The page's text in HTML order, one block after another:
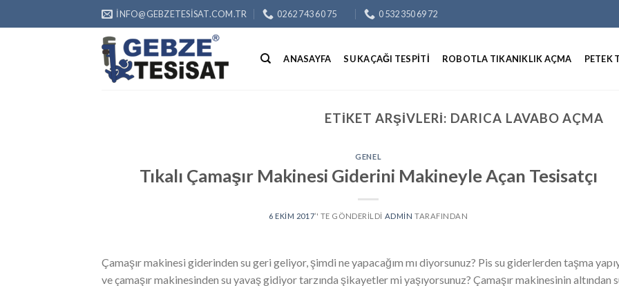
to
INFO@GEBZETESISAT.COM.TR 0262 743 60 75 0 532 350 69 72
ANASAYFA SU KAÇAĞI TESPITI ROBOTLA TIKANIKLIK AÇMA PETEK
ETIKET ARŞIVLERI: DARICA LAVABO AÇMA
GENEL
Tıkalı Çamaşır Makinesi Giderini Makineyle Açan Tesisatçı
6 EKIM 2017’' TE GÖNDERILDI ADMIN TARAFINDAN
Çamaşır makinesi giderinden su geri geliyor, şimdi ne yapacağım mı diyorsunuz? Pis su giderlerden taşma
ve çamaşır makinesinden su yavaş gidiyor tarzında şikayetler mi yaşıyorsunuz? Çamaşır makinesinin altından